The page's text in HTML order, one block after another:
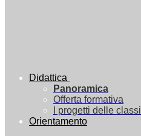
Didattica
Panoramica
Offerta formativa
I progetti delle classi
Orientamento